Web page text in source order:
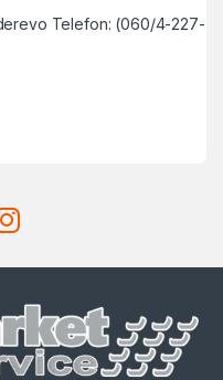
Telefon: (060/4-227-